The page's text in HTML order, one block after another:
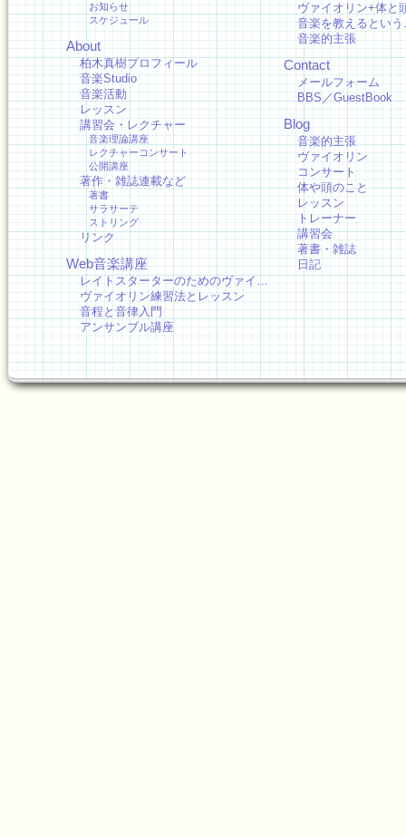
お知らせ
スケジュール
About
柏木真樹プロフィール
音楽Studio
音楽活動
レッスン
講習会・レクチャー
音楽理論講座
レクチャーコンサート
公開講座
著作・雑誌連載など
著書
サラサーテ
ストリング
リンク
Web音楽講座
レイトスターターのためのヴァイ…
ヴァイオリン練習法とレッスン
音程と音律入門
アンサンブル講座
ヴァイオリン+体と
音楽を教えるという
音楽的主張
Contact
メールフォーム
BBS／GuestBook
Blog
音楽的主張
ヴァイオリン
コンサート
体や頭のこと
レッスン
トレーナー
講習会
著書・雑誌
日記